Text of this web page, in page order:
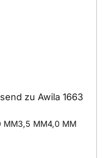
zu Awila 1663
MM3,5 MM4,0 MM